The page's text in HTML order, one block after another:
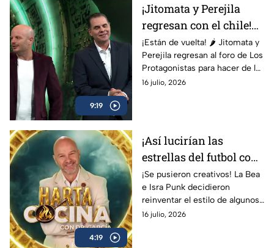
9:19
¡Jitomata y Perejila
regresan con el chile!
Nadie se salvó en Los
Protagonistas
¡Están de vuelta! 🌶️ Jitomata y
Perejila regresan al foro de Los
Protagonistas para hacer de las
suyas con un divertido reto
16 julio, 2026
4:19
¡Así lucirían las
estrellas del futbol con
un nuevo look! | Los
Protagonistas
¡Se pusieron creativos! La Bea
e Isra Punk decidieron
reinventar el estilo de algunos
de los mejores jugadores del
16 julio, 2026